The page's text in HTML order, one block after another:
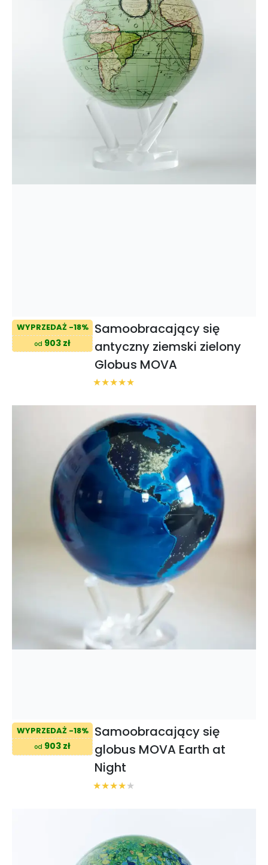
WYPRZEDAŻ -18%
od 903 zł
Samoobracający się
antyczny ziemski zielony
Globus MOVA
WYPRZEDAŻ -18%
od 903 zł
Samoobracający się
globus MOVA Earth at
Night